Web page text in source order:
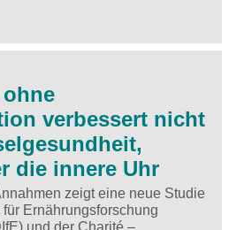
verbessert nicht
die innere Uhr
zeigt eine neue Studie
Ernährungsforschung
und der Charité –